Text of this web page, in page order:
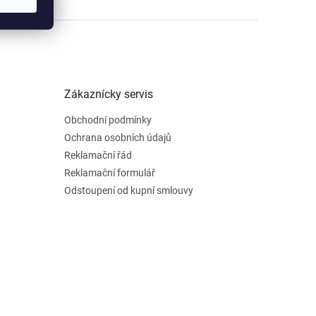
Zákaznícky servis
Obchodní podmínky
Ochrana osobních údajů
Reklamační řád
Reklamační formulář
Odstoupení od kupní smlouvy